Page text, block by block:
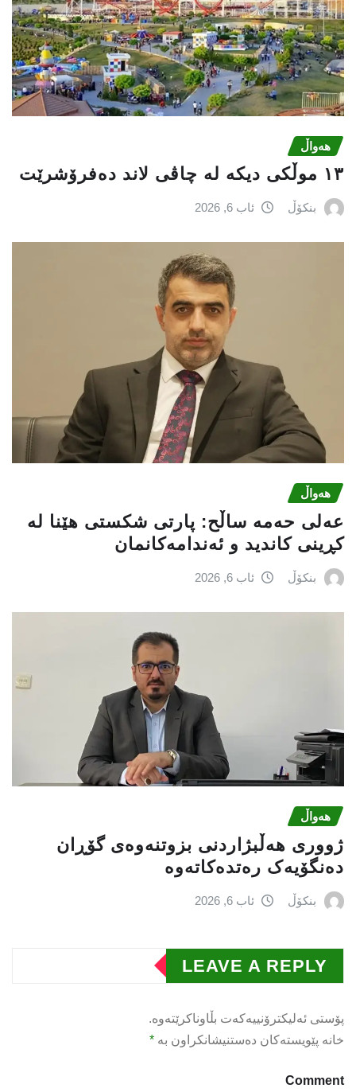
هەواڵ
١٣ موڵکی دیکە لە چاڤی لاند دەفرۆشرێت
بنکۆڵ ئاب 6, 2026
هەواڵ
عه‌لی‌ حه‌مه‌ ساڵح: پارتی‌ شكستی‌ هێنا له‌
كڕینی‌ كاندید و ئه‌ندامه‌كانمان
بنکۆڵ ئاب 6, 2026
هەواڵ
ژووری هەڵبژاردنی بزوتنەوەى گۆڕان
دەنگۆیەک رەتدەکاتەوە
بنکۆڵ ئاب 6, 2026
LEAVE A REPLY
پۆستی ئەلیکترۆنییەکەت بڵاوناکرێتەوە.
خانە پێویستەکان دەستنیشانکراون بە *
Comment